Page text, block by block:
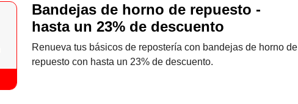
Bandejas de horno de repuesto -
hasta un 23% de descuento
Renueva tus básicos de repostería con bandejas de horno de
repuesto con hasta un 23% de descuento.